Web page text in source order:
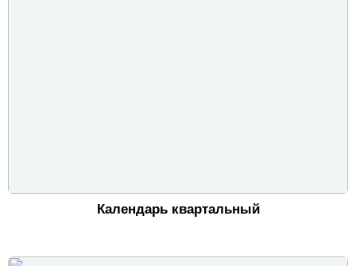
Календарь квартальный